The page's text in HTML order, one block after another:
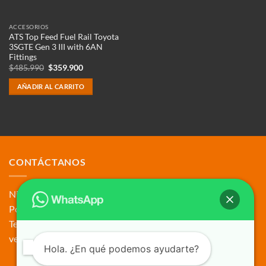
ACCESORIOS
ATS Top Feed Fuel Rail Toyota
3SGTE Gen 3 III with 6AN
Fittings
$485.990 El
original
era:
$485.990.
$359.900El
actual
es:
$359.900.
AÑADIR AL CARRITO
CONTÁCTANOS
Nitrous Power Chile SPA
Porto Seguro 4230, Estación Central
Tel + Whatsapp +56945976240
ventas@nitrous.cl
Hola. ¿En qué podemos ayudarte?